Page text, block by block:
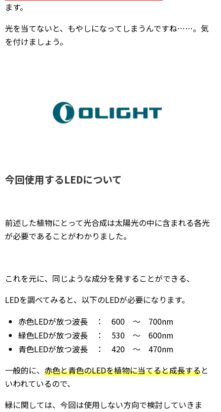
ます。
光を当てないと、もやしになってしまうんですね……。気
を付けましょう。
今回使用するLEDについて
前述した植物にとって光合成は太陽光の中に含まれる各光
が必要であることがわかりました。
これを元に、同じような成分を発することができる、
LEDを調べてみると、以下のLEDが必要になります。
赤色LEDが放つ波長 ： 600 ～ 700nm
緑色LEDが放つ波長 ： 530 ～ 600nm
青色LEDが放つ波長 ： 420 ～ 470nm
一般的に、 赤色と青色のLEDを植物に当てると成長すると
いわれているので、
緑に関しては、今回は使用しない方向で検討していきま